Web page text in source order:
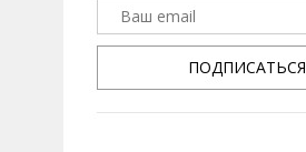
ПОДПИСАТЬСЯ